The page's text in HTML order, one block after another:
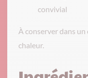
convivial
À conserver dans un
chaleur.